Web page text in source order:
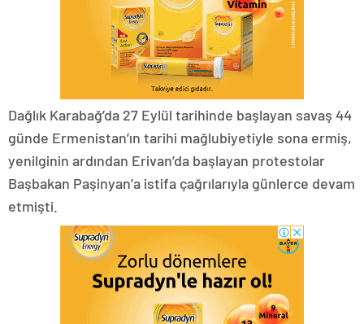
Dağlık Karabağ’da 27 Eylül tarihinde başlayan savaş 44
günde Ermenistan’ın tarihi mağlubiyetiyle sona ermiş,
yenilginin ardından Erivan’da başlayan protestolar
Başbakan Paşinyan’a istifa çağrılarıyla günlerce devam
etmişti.